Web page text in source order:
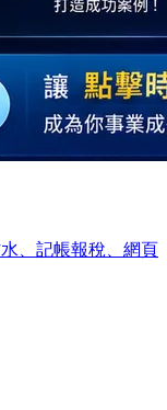
、記帳報稅、網頁